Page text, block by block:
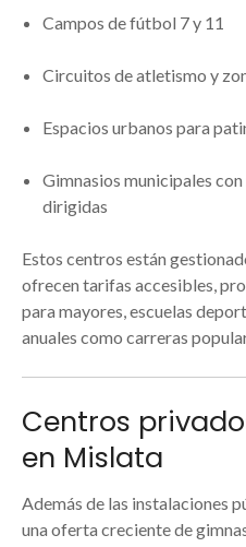
Campos de fútbol 7 y 11
Circuitos de atletismo y
Espacios urbanos para
Gimnasios municipales
dirigidas
Estos centros están
ofrecen tarifas accesibles,
para mayores, escuelas
anuales como carreras
Centros
en Mislata
Además de las instalaciones
una oferta creciente de